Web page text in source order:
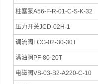
柱塞泵A56-F-R-01-C-S-K-32
压力开关JCD-02H-1
调流阀FCG-02-30-30T
满油阀PF-80-20T
电磁阀VS-03-B2-A220-C-10